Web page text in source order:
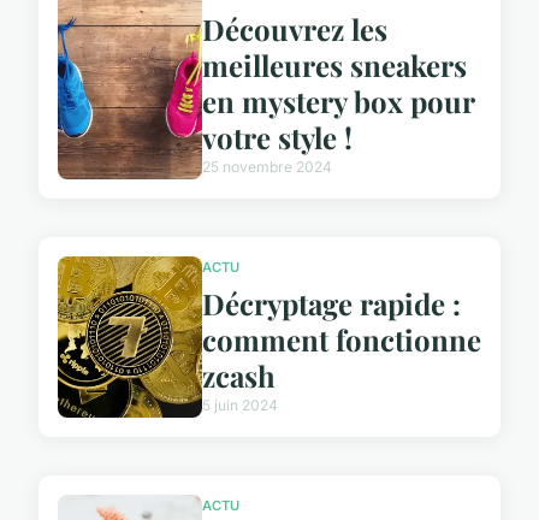
Découvrez les
meilleures sneakers
en mystery box pour
votre style !
25 novembre 2024
ACTU
Décryptage rapide :
comment fonctionne
zcash
5 juin 2024
ACTU